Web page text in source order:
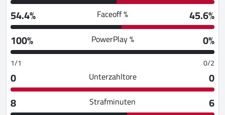
54.4%
Faceoff %
45.6%
100%
PowerPlay % 0%
1/1 0/2
0 Unterzahltore
0
8
Strafminuten
6